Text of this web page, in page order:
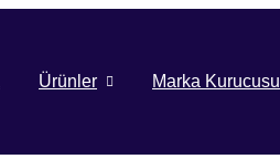
Ürünler Marka Kurucusu